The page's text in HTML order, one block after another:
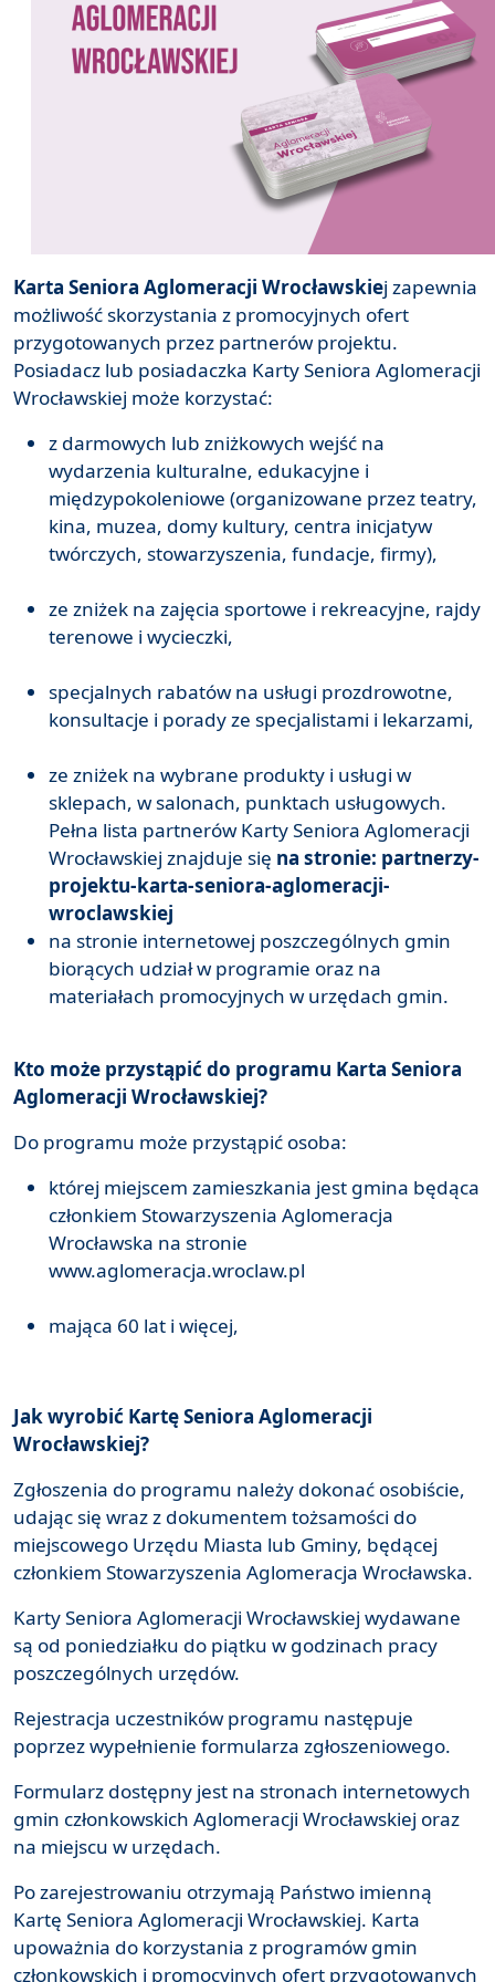
Karta Seniora Aglomeracji Wrocławskiej zapewnia
możliwość skorzystania z promocyjnych ofert
przygotowanych przez partnerów projektu.
Posiadacz lub posiadaczka Karty Seniora Aglomeracji
Wrocławskiej może korzystać:
z darmowych lub zniżkowych wejść na
wydarzenia kulturalne, edukacyjne i
międzypokoleniowe (organizowane przez teatry,
kina, muzea, domy kultury, centra inicjatyw
twórczych, stowarzyszenia, fundacje, firmy),
ze zniżek na zajęcia sportowe i rekreacyjne, rajdy
terenowe i wycieczki,
specjalnych rabatów na usługi prozdrowotne,
konsultacje i porady ze specjalistami i lekarzami,
ze zniżek na wybrane produkty i usługi w
sklepach, w salonach, punktach usługowych.
Pełna lista partnerów Karty Seniora Aglomeracji
Wrocławskiej znajduje się na stronie: partnerzy-
projektu-karta-seniora-aglomeracji-
wroclawskiej
na stronie internetowej poszczególnych gmin
biorących udział w programie oraz na
materiałach promocyjnych w urzędach gmin.
Kto może przystąpić do programu Karta Seniora
Aglomeracji Wrocławskiej?
Do programu może przystąpić osoba:
której miejscem zamieszkania jest gmina będąca
członkiem Stowarzyszenia Aglomeracja
Wrocławska na stronie
www.aglomeracja.wroclaw.pl
mająca 60 lat i więcej,
Jak wyrobić Kartę Seniora Aglomeracji
Wrocławskiej?
Zgłoszenia do programu należy dokonać osobiście,
udając się wraz z dokumentem tożsamości do
miejscowego Urzędu Miasta lub Gminy, będącej
członkiem Stowarzyszenia Aglomeracja Wrocławska.
Karty Seniora Aglomeracji Wrocławskiej wydawane
są od poniedziałku do piątku w godzinach pracy
poszczególnych urzędów.
Rejestracja uczestników programu następuje
poprzez wypełnienie formularza zgłoszeniowego.
Formularz dostępny jest na stronach internetowych
gmin członkowskich Aglomeracji Wrocławskiej oraz
na miejscu w urzędach.
Po zarejestrowaniu otrzymają Państwo imienną
Kartę Seniora Aglomeracji Wrocławskiej. Karta
upoważnia do korzystania z programów gmin
członkowskich i promocyjnych ofert przygotowanych